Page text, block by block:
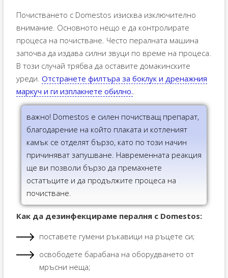
Почистването с Domestos изисква изключително
внимание. Основното нещо е да контролирате
процеса на почистване. Често пералната машина
започва да издава силни звуци по време на процеса.
В този случай трябва да оставите домакинските
уреди. Отстранете филтъра за боклук и дренажния
маркуч и ги изплакнете обилно.
важно! Domestos е силен почистващ препарат,
благодарение на който плаката и котленият
камък се отделят бързо, като по този начин
причиняват запушване. Навременната реакция
ще ви позволи бързо да премахнете
остатъците и да продължите процеса на
почистване.
Как да дезинфекцираме пералня с Domestos:
поставете гумени ръкавици на ръцете си;
освободете барабана на оборудването от
мръсни неща;